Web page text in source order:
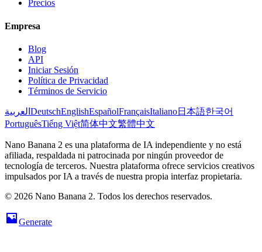
Precios
Empresa
Blog
API
Iniciar Sesión
Política de Privacidad
Términos de Servicio
العربية DeutschEnglishEspañolFrançaisItaliano日本語한국어
PortuguêsTiếng Việt简体中文繁體中文
Nano Banana 2 es una plataforma de IA independiente y no está
afiliada, respaldada ni patrocinada por ningún proveedor de
tecnología de terceros. Nuestra plataforma ofrece servicios creativos
impulsados por IA a través de nuestra propia interfaz propietaria.
© 2026 Nano Banana 2. Todos los derechos reservados.
Generate